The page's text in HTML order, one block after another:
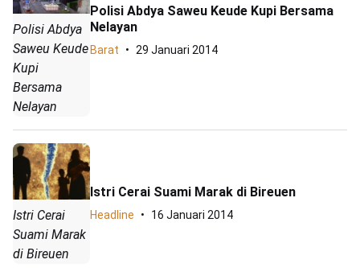
Polisi Abdya
Saweu Keude
Kupi
Bersama
Nelayan
Polisi Abdya Saweu Keude Kupi Bersama
Nelayan
Barat 29 Januari 2014
Istri Cerai
Suami Marak
di Bireuen
Istri Cerai Suami Marak di Bireuen
Headline 16 Januari 2014